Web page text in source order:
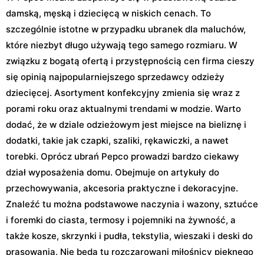
damską, męską i dziecięcą w niskich cenach. To
szczególnie istotne w przypadku ubranek dla maluchów,
które niezbyt długo używają tego samego rozmiaru. W
związku z bogatą ofertą i przystępnością cen firma cieszy
się opinią najpopularniejszego sprzedawcy odzieży
dziecięcej. Asortyment konfekcyjny zmienia się wraz z
porami roku oraz aktualnymi trendami w modzie. Warto
dodać, że w dziale odzieżowym jest miejsce na bieliznę i
dodatki, takie jak czapki, szaliki, rękawiczki, a nawet
torebki. Oprócz ubrań Pepco prowadzi bardzo ciekawy
dział wyposażenia domu. Obejmuje on artykuły do
przechowywania, akcesoria praktyczne i dekoracyjne.
Znaleźć tu można podstawowe naczynia i wazony, sztućce
i foremki do ciasta, termosy i pojemniki na żywność, a
także kosze, skrzynki i pudła, tekstylia, wieszaki i deski do
prasowania. Nie będą tu rozczarowani miłośnicy pięknego